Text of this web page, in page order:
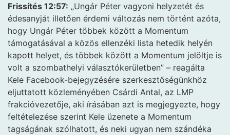
Frissítés 12:57: „Ungár Péter vagyoni helyzetét és
édesanyját illetően érdemi változás nem történt azóta,
hogy Ungár Péter többek között a Momentum
támogatásával a közös ellenzéki lista hetedik helyén
kapott helyet, és többek között a Momentum jelöltje is
volt a szombathelyi választókerületben” – reagálta
Kele Facebook-bejegyzésére szerkesztőségünkhöz
eljuttatott közleményében Csárdi Antal, az LMP
frakcióvezetője, aki írásában azt is megjegyezte, hogy
feltételezése szerint Kele üzenete a Momentum
tagságának szólhatott, és neki ugyan nem szándéka